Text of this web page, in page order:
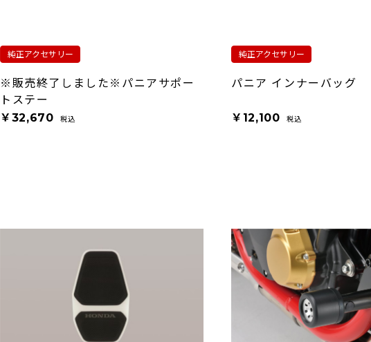
純正アクセサリー
※販売終了しました※パニアサポー
トステー
￥32,670 税込
純正アクセサリー
パニア インナーバッグ
￥12,100 税込